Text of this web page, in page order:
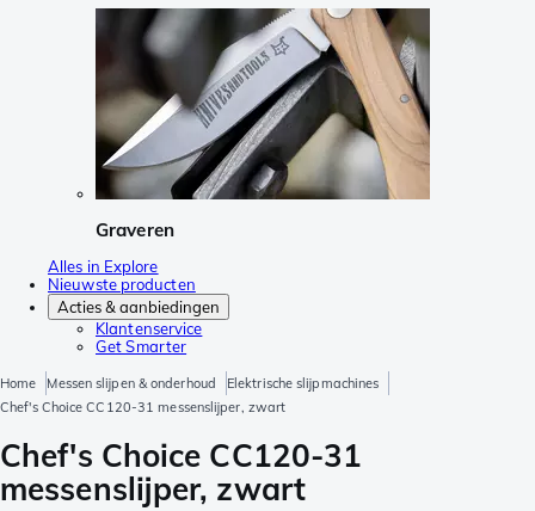
Graveren
Alles in Explore
Nieuwste producten
Acties & aanbiedingen
Klantenservice
Get Smarter
Home Messen slijpen & onderhoud
Elektrische slijpmachines
Chef's Choice CC120-31 messenslijper, zwart
Chef's Choice CC120-31
messenslijper, zwart